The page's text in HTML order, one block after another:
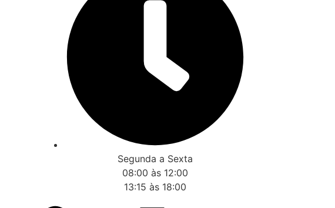
Segunda a Sexta
08:00 às 12:00
13:15 às 18:00